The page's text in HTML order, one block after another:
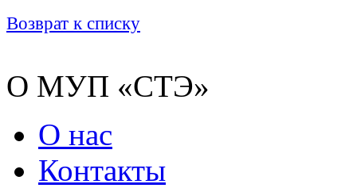
Возврат к списку
О МУП «СТЭ»
О нас
Контакты